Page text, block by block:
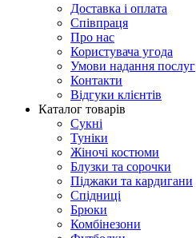
Доставка і оплата
Співпраця
Про нас
Користувача угода
Умови надання послуг
Контакти
Відгуки клієнтів
Каталог товарів
Сукні
Туніки
Жіночі костюми
Блузки та сорочки
Піджаки та кардигани
Спідниці
Брюки
Комбінезони